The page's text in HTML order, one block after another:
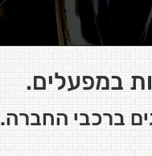
במפעלים.
ברכבי החברה.